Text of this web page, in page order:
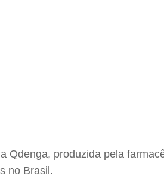
Qdenga, produzida pela
no Brasil.